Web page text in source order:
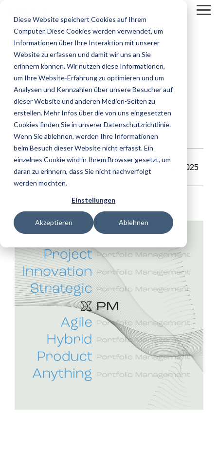
Diese Website speichert Cookies auf Ihrem
Computer. Diese Cookies werden verwendet, um
Informationen über Ihre Interaktion mit unserer
Website zu erfassen und damit wir uns an Sie
erinnern können. Wir nutzen diese Informationen,
um Ihre Website-Erfahrung zu optimieren und um
Analysen und Kennzahlen über unsere Besucher auf
dieser Website und anderen Medien-Seiten zu
erstellen. Mehr Infos über die von uns eingesetzten
Cookies finden Sie in unserer Datenschutzrichtlinie.
Wenn Sie ablehnen, werden Ihre Informationen
beim Besuch dieser Website nicht erfasst. Ein
einzelnes Cookie wird in Ihrem Browser gesetzt, um
daran zu erinnern, dass Sie nicht nachverfolgt
werden möchten.
Einstellungen
Akzeptieren Ablehnen
the
main
content.
3 MIN. LESEZEIT
Was ist xPM?
Renke Holert 31. März 2025